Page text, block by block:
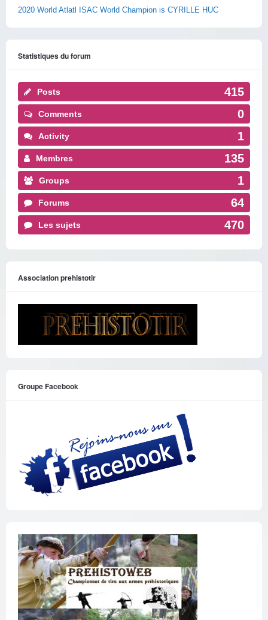
2020 World Atlatl ISAC World Champion is CYRILLE HUC
Statistiques du forum
Posts 415
Comments 0
Activity 1
Membres 135
Groups 1
Forums 64
Les sujets 470
Association prehistotir
Groupe Facebook